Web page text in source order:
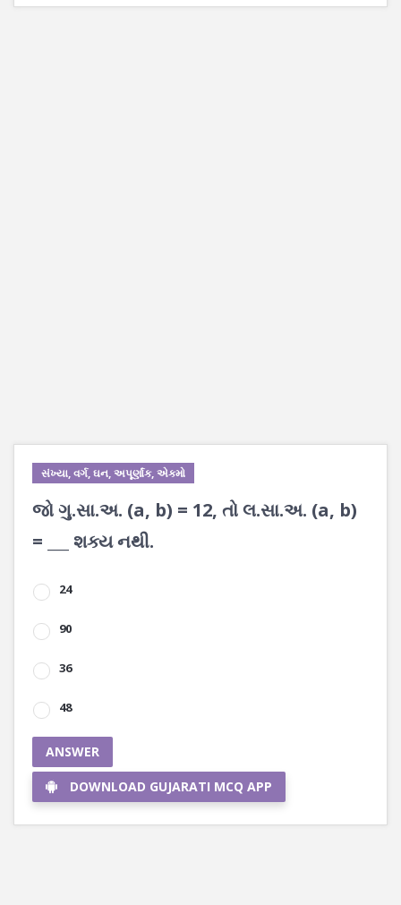
સંખ્યા, વર્ગ, ઘન, અપૂર્ણાંક, એકમો
જો ગુ.સા.અ. (a, b) = 12, તો લ.સા.અ. (a, b)
= ___ શક્ય નથી.
24
90
36
48
ANSWER
DOWNLOAD GUJARATI MCQ APP